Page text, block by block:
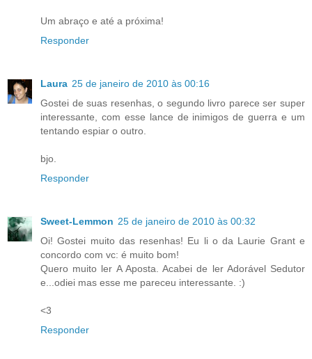
Um abraço e até a próxima!
Responder
Laura 25 de janeiro de 2010 às 00:16
Gostei de suas resenhas, o segundo livro parece ser super
interessante, com esse lance de inimigos de guerra e um
tentando espiar o outro.
bjo.
Responder
Sweet-Lemmon 25 de janeiro de 2010 às 00:32
Oi! Gostei muito das resenhas! Eu li o da Laurie Grant e
concordo com vc: é muito bom!
Quero muito ler A Aposta. Acabei de ler Adorável Sedutor
e...odiei mas esse me pareceu interessante. :)
<3
Responder